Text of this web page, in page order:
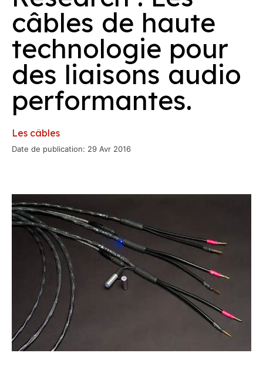
câbles de haute
technologie pour
des liaisons audio
performantes.
Les câbles
Date de publication: 29 Avr 2016